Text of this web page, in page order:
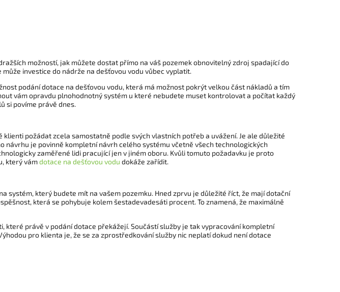
možností, jak můžete dostat přímo na váš pozemek obnovitelný zdroj spadající do
investice do nádrže na dešťovou vodu vůbec vyplatit.
podání dotace na dešťovou vodu, která má možnost pokrýt velkou část nákladů a tím
vám opravdu plnohodnotný systém u které nebudete muset kontrolovat a počítat každý
si povíme právě dnes.
požádat zcela samostatně podle svých vlastních potřeb a uvážení. Je ale důležité
návrhu je povinně kompletní návrh celého systému včetně všech technologických
zaměřené lidi pracující jen v jiném oboru. Kvůli tomuto požadavku je proto
který vámdotace na dešťovou vodu dokáže zařídit.
systém, který budete mít na vašem pozemku. Hned zprvu je důležité říct, že mají dotační
která se pohybuje kolem šestadevadesáti procent. To znamená, že maximálně
které právě v podání dotace překážejí. Součástí služby je tak vypracování kompletní
pro klienta je, že se za zprostředkování služby nic neplatí dokud není dotace